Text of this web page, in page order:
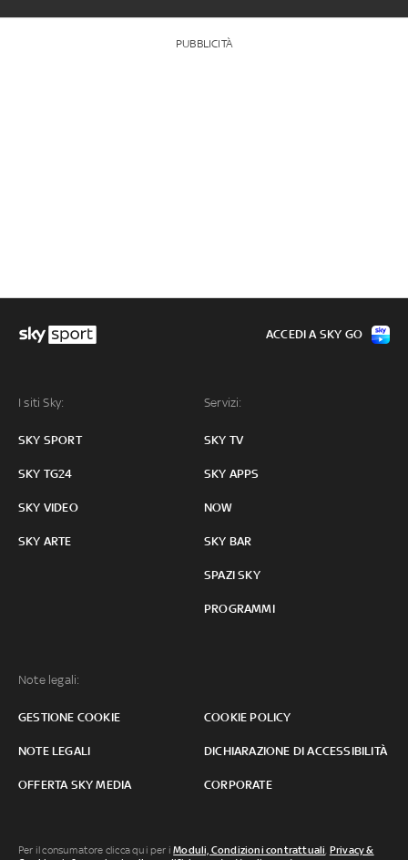
PUBBLICITÀ
I siti Sky:
SKY SPORT
SKY TG24
SKY VIDEO
SKY ARTE
Servizi:
SKY TV
SKY APPS
NOW
SKY BAR
SPAZI SKY
PROGRAMMI
Note legali:
GESTIONE COOKIE COOKIE POLICY
NOTE LEGALI DICHIARAZIONE DI ACCESSIBILITÀ
OFFERTA SKY MEDIA CORPORATE
ACCEDI A SKY GO
Per il consumatore clicca qui per iModuli, Condizioni contrattuali, Privacy &